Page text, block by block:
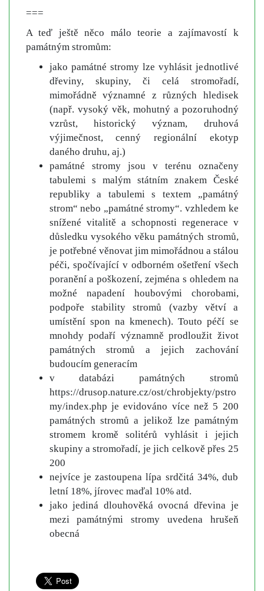
===
A teď ještě něco málo teorie a zajímavostí k
památným stromům:
jako památné stromy lze vyhlásit jednotlivé
dřeviny, skupiny, či celá stromořadí,
mimořádně významné z různých hledisek
(např. vysoký věk, mohutný a pozoruhodný
vzrůst, historický význam, druhová
výjimečnost, cenný regionální ekotyp
daného druhu, aj.)
památné stromy jsou v terénu označeny
tabulemi s malým státním znakem České
republiky a tabulemi s textem „památný
strom“ nebo „památné stromy“. vzhledem ke
snížené vitalitě a schopnosti regenerace v
důsledku vysokého věku památných stromů,
je potřebné věnovat jim mimořádnou a stálou
péči, spočívající v odborném ošetření všech
poranění a poškození, zejména s ohledem na
možné napadení houbovými chorobami,
podpoře stability stromů (vazby větví a
umístění spon na kmenech). Touto péčí se
mnohdy podaří významně prodloužit život
památných stromů a jejich zachování
budoucím generacím
v databázi památných stromů
https://drusop.nature.cz/ost/chrobjekty/pstro
my/index.php je evidováno více než 5 200
památných stromů a jelikož lze památným
stromem kromě solitérů vyhlásit i jejich
skupiny a stromořadí, je jich celkově přes 25
200
nejvíce je zastoupena lípa srdčitá 34%, dub
letní 18%, jírovec maďal 10% atd.
jako jediná dlouhověká ovocná dřevina je
mezi památnými stromy uvedena hrušeň
obecná